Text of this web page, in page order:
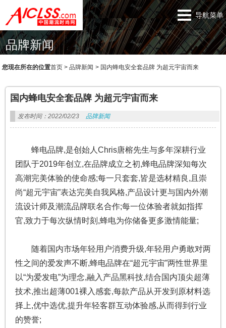
导航菜单
品牌新闻
您现在所在的位置首页 >品牌新闻 > 国内蜂电安全套品牌 为超元宇宙而来
国内蜂电安全套品牌 为超元宇宙而来
发布时间：2022/02/23 品牌新闻
蜂电品牌,是创始人Chris唐榕先生与多年深耕行业
团队于2019年创立,在品牌成立之初,蜂电品牌深知每次
高潮完美体验的使命感;每一只套套,皆是选材精良,且崇
尚“超元宇宙”表达完美自我风格,产品设计更与国内外潮
流设计师及潮流品牌联名合作;每一位体验者就如指挥
官,致力于每次纵情时刻,蜂电为你储备更多激情能量;
随着国内市场年轻用户消费升级,年轻用户勇敢对两
性之间的爱发声不断,蜂电品牌在“超元宇宙”两性世界里
以“为爱发电”为理念,融入产品黑科技,结合国内顶尖超薄
技术,推出超薄001裸入感套,每款产品从开发到原材料选
择上,优中选优,提升年轻客群互动体验感,从而得到行业
的赞誉;